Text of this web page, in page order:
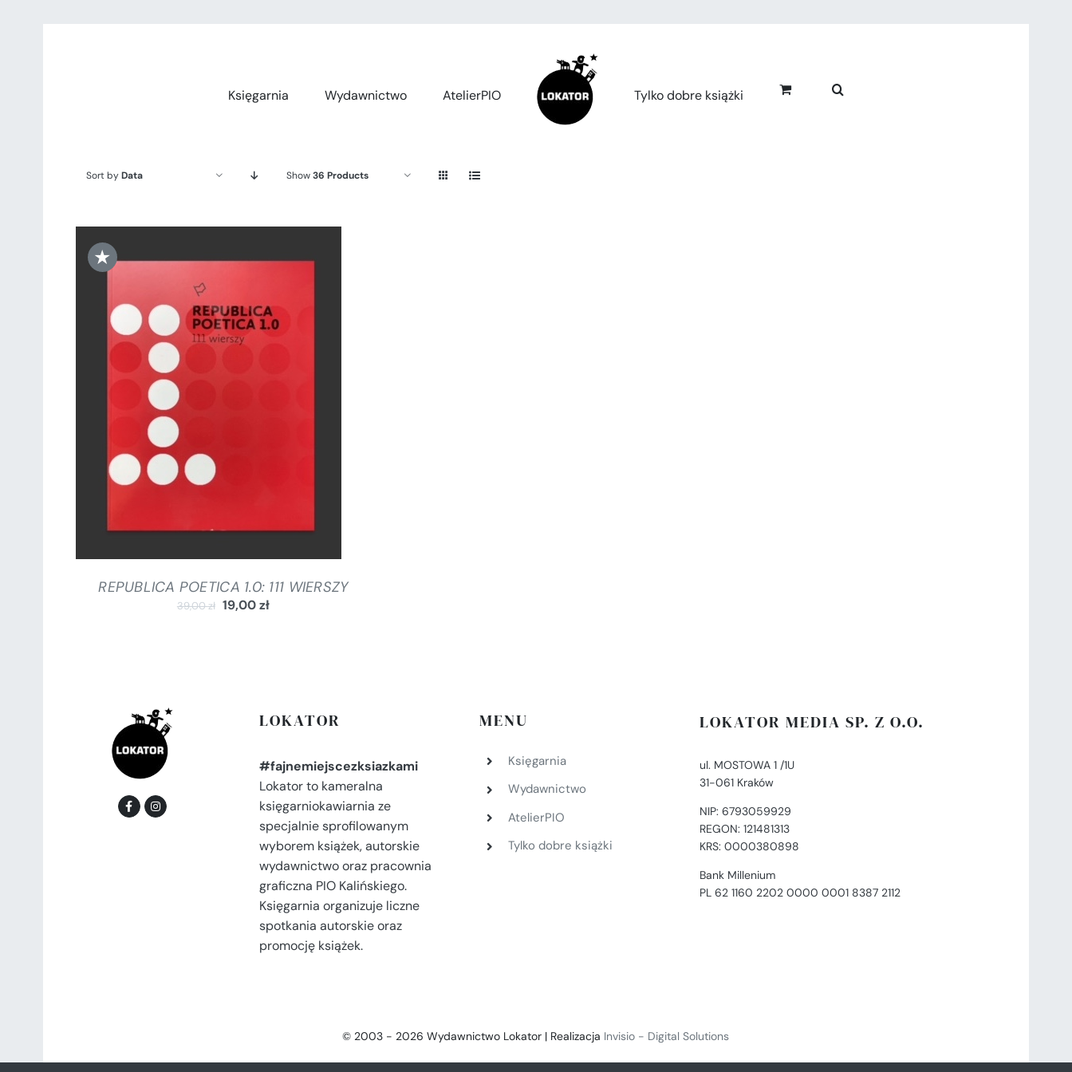
Księgarnia
Wydawnictwo AtelierPIO Tylko dobre książki
Sort byData Show36 Products
★
DODAJ DO KOSZYKA
REPUBLICA POETICA 1.0: 111 WIERSZY
39,00zł 19,00zł
LOKATOR
#fajnemiejscezksiazkami
Lokator to kameralna
księgarniokawiarnia ze
specjalnie sprofilowanym
wyborem książek, autorskie
wydawnictwo oraz pracownia
graficzna PIO Kalińskiego.
Księgarnia organizuje liczne
spotkania autorskie oraz
promocję książek.
MENU
Księgarnia
Wydawnictwo
AtelierPIO
Tylko dobre książki
LOKATOR MEDIA SP. Z O.O.
ul. MOSTOWA 1 /1U
31-061 Kraków
NIP: 6793059929
REGON: 121481313
KRS: 0000380898
Bank Millenium
PL 62 1160 2202 0000 0001 8387 2112
© 2003 - 2026 Wydawnictwo Lokator | Realizacja Invisio - Digital Solutions